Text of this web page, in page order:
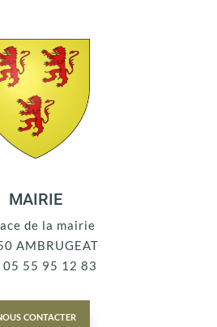
MAIRIE
de la mairie
AMBRUGEAT
05 55 95 12 83
contacter